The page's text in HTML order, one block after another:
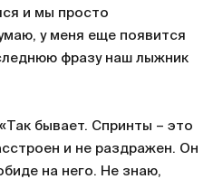
и мы просто
у меня еще появится
фразу наш лыжник
бывает. Спринты – это
и не раздражен. Он
на него. Не знаю,